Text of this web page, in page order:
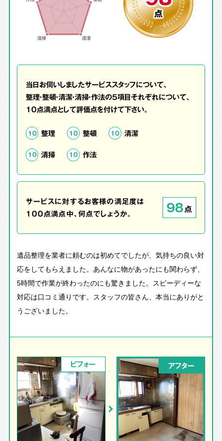
点
当日お伺いしましたサービススタッフについて、
整理・整頓・清潔・清掃・作法の5項目それぞれについて、
10点満点として評価点を付けて下さい。
10 整理 10 整頓 10 清潔
10 清掃 10 作法
サービスに対するお客様の満足度は
100点満点中、何点でしょうか。
98点
遺品整理を業者に頼むのは初めてでしたが、気持ちの良い対
応をしてもらえました。あんなに物があったにも関わらず、
5時間で作業が終わったのにも驚きました。スピーディーな
対応は口コミ通りです。スタッフの皆さん、本当にありがと
うございました。
ビフォー アフター